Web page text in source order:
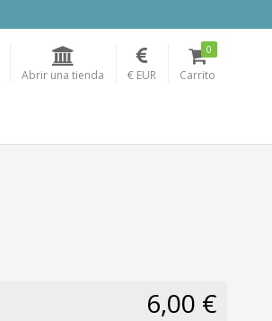
Abrir una tienda € EUR Carrito
0
6,00 €